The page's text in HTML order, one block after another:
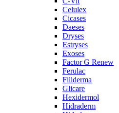
Celulex
Cicases
Daeses
Dryses
Estryses
Exoses
Factor G Renew
Ferulac
Fillderma
Glicare
Hexidermol
Hidraderm